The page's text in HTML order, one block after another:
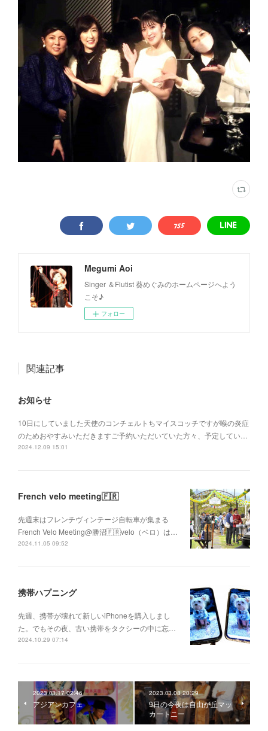
Megumi Aoi
Singer ＆Flutist 葵めぐみのホームページへよう
こそ♪
フォロー
関連記事
お知らせ
10日にしていました天使のコンチェルトちマイスコッチですが喉の炎症
のためおやすみいただきますご予約いただいていた方々、予定してい…
2024.12.09 15:01
French velo meeting🇫🇷
先週末はフレンチヴィンテージ自転車が集まる
French Velo Meeting@勝沼🇫🇷velo（ベロ）は…
2024.11.05 09:52
携帯ハプニング
先週、携帯が壊れて新しいiPhoneを購入しまし
た。でもその夜、古い携帯をタクシーの中に忘…
2024.10.29 07:14
2023.03.17 02:46
アジアンカフェ
2023.03.08 20:29
9日の今夜は自由が丘マッ
カートニー